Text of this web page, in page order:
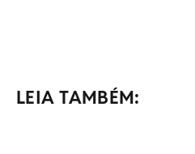
LEIA TAMBÉM: